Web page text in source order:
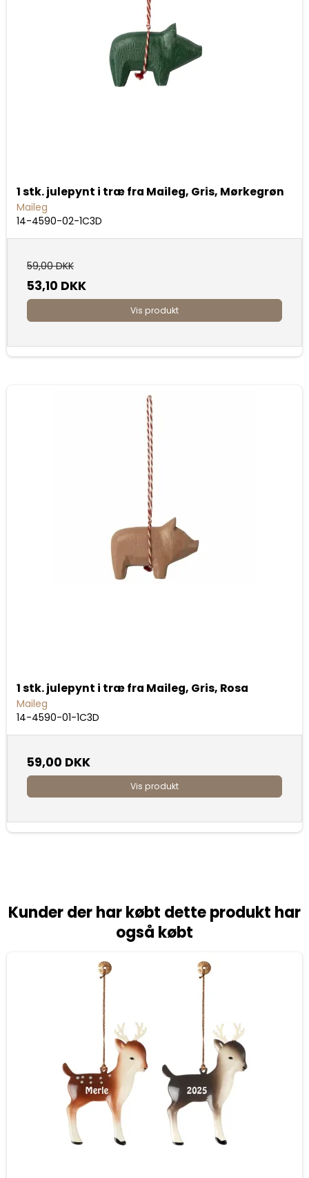
1 stk. julepynt i træ fra Maileg, Gris, Mørkegrøn
Maileg
14-4590-02-1C3D
59,00 DKK
53,10 DKK
Vis produkt
1 stk. julepynt i træ fra Maileg, Gris, Rosa
Maileg
14-4590-01-1C3D
59,00 DKK
Vis produkt
Kunder der har købt dette produkt har
også købt